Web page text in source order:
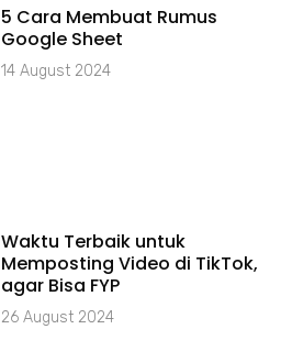
5 Cara Membuat Rumus
Google Sheet
14 August 2024
Waktu Terbaik untuk
Memposting Video di TikTok,
agar Bisa FYP
26 August 2024